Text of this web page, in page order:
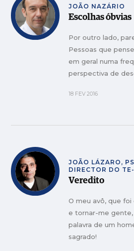
JOÃO NAZÁRIO
Escolhas óbvias
Por outro lado,
Pessoas que
em geral numa
perspectiva de
18 FEV 2016
JOÃO LÁZARO,
DIRECTOR DO
Veredito
O meu avô, que
e tornar-me gente,
palavra de um
sagrado!